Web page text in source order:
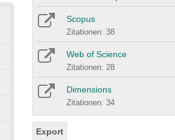
Scopus
Zitationen: 38
Web of Science
Zitationen: 28
Dimensions
Zitationen: 34
Export